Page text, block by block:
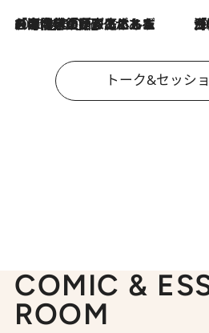
2026.8.3
「今後値上げがあるとすれば…」「リスクがあるのは今年の冬」エネルギー専門家が語る、ホルムズ海峡封鎖が家庭にもたらす“ある心配” 「住宅建てられない
トーク&セッシ
COMIC &
ROOM